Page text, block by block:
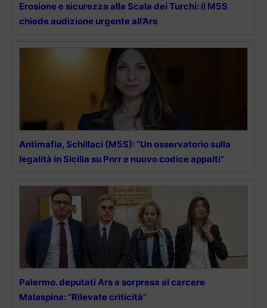
Erosione e sicurezza alla Scala dei Turchi: il M5S
chiede audizione urgente all’Ars
Antimafia, Schillaci (M5S): “Un osservatorio sulla
legalità in Sicilia su Pnrr e nuovo codice appalti”
Palermo. deputati Ars a sorpresa al carcere
Malaspina: “Rilevate criticità”